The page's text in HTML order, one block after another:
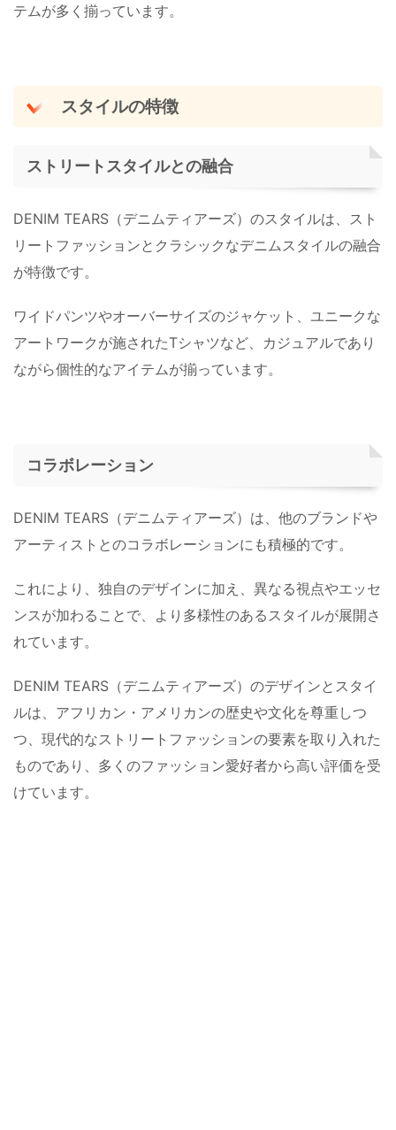
テムが多く揃っています。
スタイルの特徴
ストリートスタイルとの融合
DENIM TEARS（デニムティアーズ）のスタイルは、スト
リートファッションとクラシックなデニムスタイルの融合
が特徴です。
ワイドパンツやオーバーサイズのジャケット、ユニークな
アートワークが施されたTシャツなど、カジュアルであり
ながら個性的なアイテムが揃っています。
コラボレーション
DENIM TEARS（デニムティアーズ）は、他のブランドや
アーティストとのコラボレーションにも積極的です。
これにより、独自のデザインに加え、異なる視点やエッセ
ンスが加わることで、より多様性のあるスタイルが展開さ
れています。
DENIM TEARS（デニムティアーズ）のデザインとスタイ
ルは、アフリカン・アメリカンの歴史や文化を尊重しつ
つ、現代的なストリートファッションの要素を取り入れた
ものであり、多くのファッション愛好者から高い評価を受
けています。